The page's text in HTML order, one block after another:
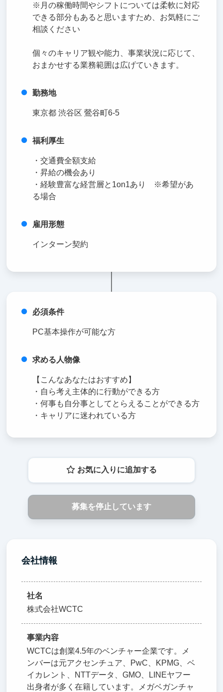
※月の稼働時間やシフトについては柔軟に対応
できる部分もあると思いますため、お気軽にご
相談ください
個々のキャリア観や能力、事業状況に応じて、
おまかせする業務範囲は広げていきます。
勤務地
東京都 渋谷区 鶯谷町6-5
福利厚生
・交通費全額支給
・昇給の機会あり
・経験豊富な経営層と1on1あり ※希望があ
る場合
雇用形態
インターン契約
必須条件
PC基本操作が可能な方
求める人物像
【こんなあなたはおすすめ】
・自ら考え主体的に行動ができる方
・何事も自分事としてとらえることができる方
・キャリアに迷われている方
お気に入りに追加する
募集を停止しています
会社情報
社名
株式会社WCTC
事業内容
WCTCは創業4.5年のベンチャー企業です。メ
ンバーは元アクセンチュア、PwC、KPMG、ベ
イカレント、NTTデータ、GMO、LINEヤフー
出身者が多く在籍しています。メガベガンチャ